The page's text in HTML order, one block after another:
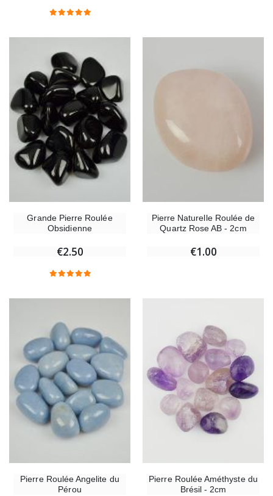
Grande Pierre Roulée
Obsidienne
€2.50
Pierre Naturelle Roulée de
Quartz Rose AB - 2cm
€1.00
Pierre Roulée Angelite du
Pérou
Pierre Roulée Améthyste du
Brésil - 2cm